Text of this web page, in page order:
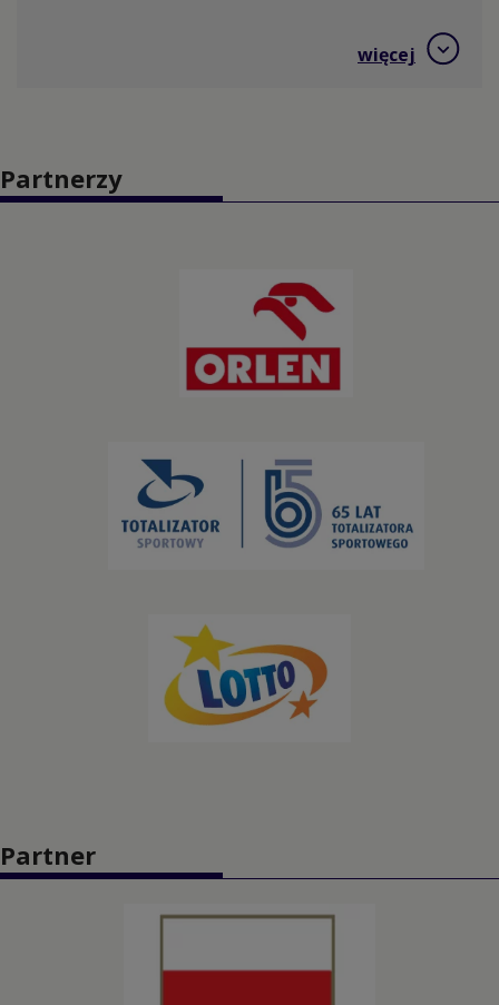
Kajakarstwo górskie
Kolarstwo górskie
Kolarstwo szosowe
Koszykówka
Koszykówka 3x3
Piłka nożna
więcej
Partnerzy
Partner